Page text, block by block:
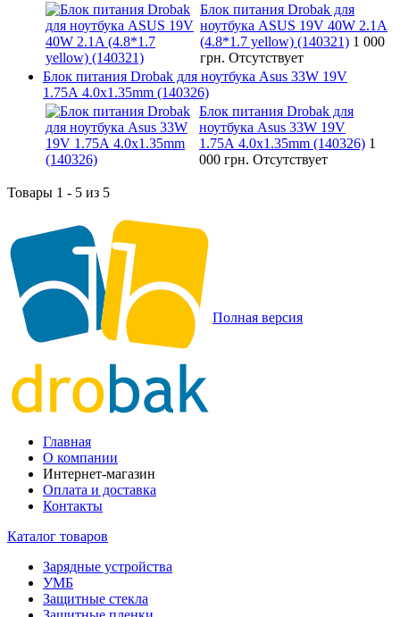
Блок питания Drobak для
ноутбука ASUS 19V 40W 2.1A
(4.8*1.7 yellow) (140321) 1 000
грн. Отсутствует
Блок питания Drobak для ноутбука Asus 33W 19V
1.75A 4.0х1.35mm (140326)
Блок питания Drobak для
ноутбука Asus 33W 19V
1.75A 4.0х1.35mm (140326) 1
000 грн. Отсутствует
Товары 1 - 5 из 5
Полная версия
Главная
О компании
Интернет-магазин
Оплата и доставка
Контакты
Каталог товаров
Зарядные устройства
УМБ
Защитные стекла